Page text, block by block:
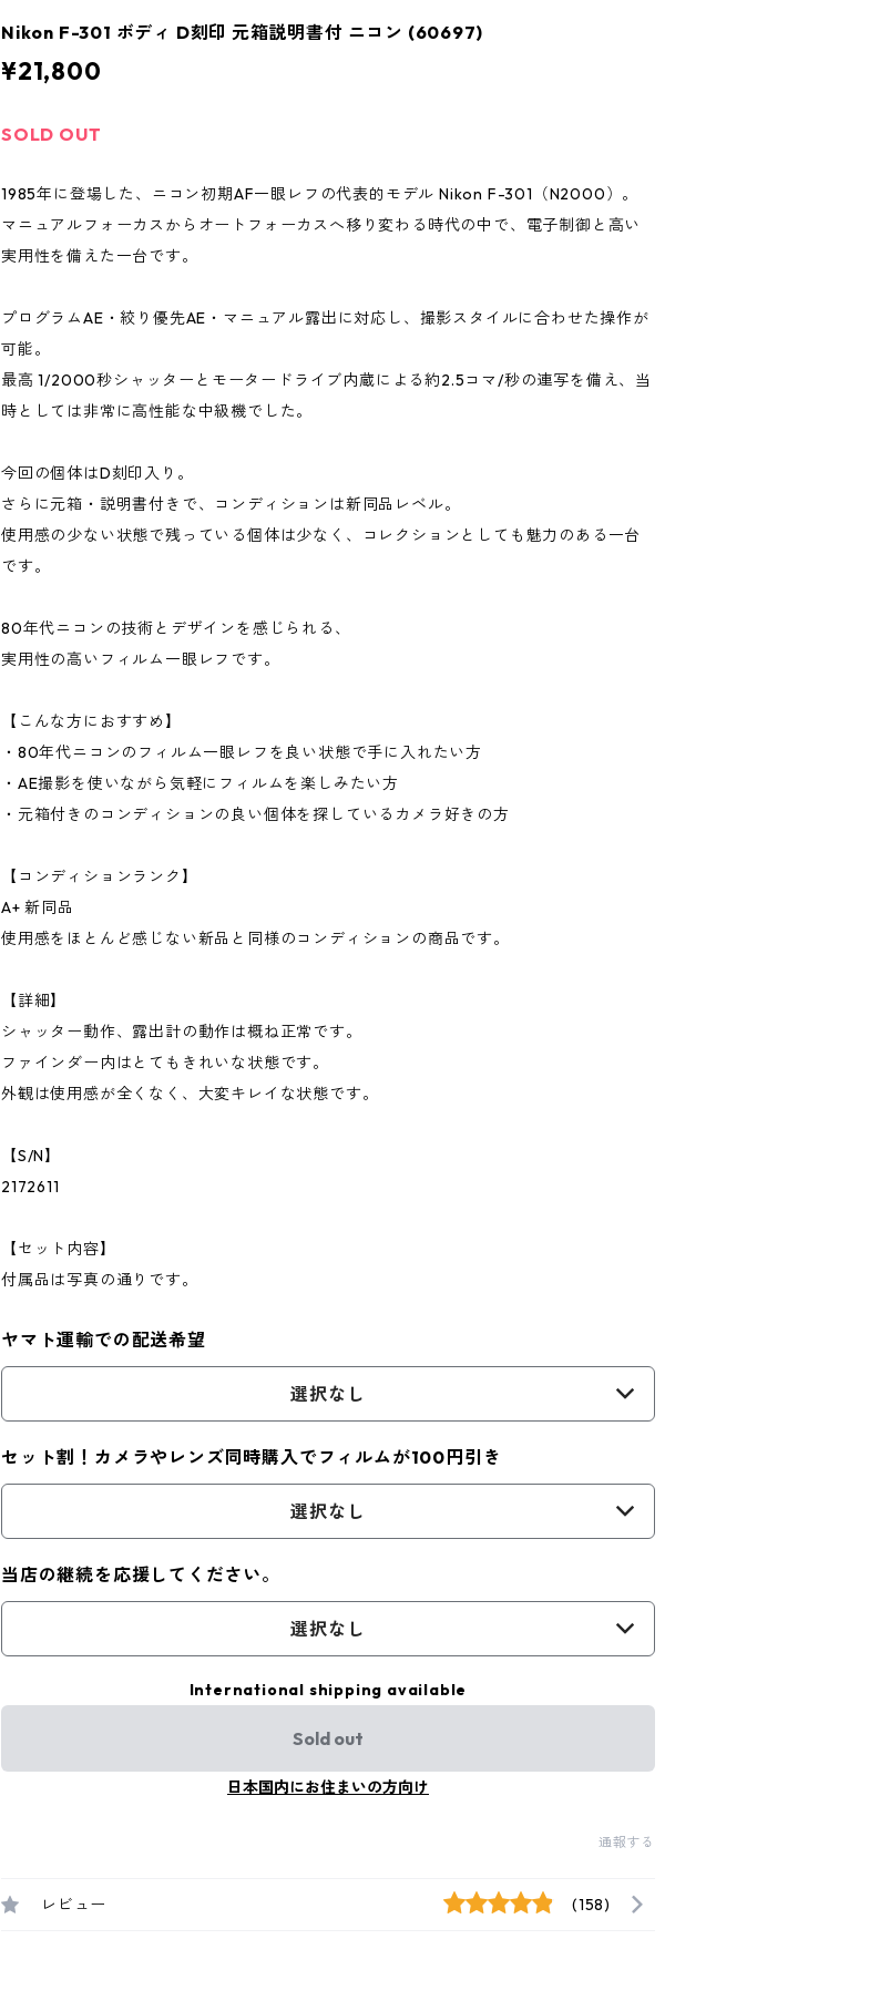
Nikon F-301 ボディ D刻印 元箱説明書付 ニコン (60697)
¥21,800
SOLD OUT
1985年に登場した、ニコン初期AF一眼レフの代表的モデル Nikon F-301（N2000）。
マニュアルフォーカスからオートフォーカスへ移り変わる時代の中で、電子制御と高い
実用性を備えた一台です。
プログラムAE・絞り優先AE・マニュアル露出に対応し、撮影スタイルに合わせた操作が
可能。
最高 1/2000秒シャッターとモータードライブ内蔵による約2.5コマ/秒の連写を備え、当
時としては非常に高性能な中級機でした。
今回の個体はD刻印入り。
さらに元箱・説明書付きで、コンディションは新同品レベル。
使用感の少ない状態で残っている個体は少なく、コレクションとしても魅力のある一台
です。
80年代ニコンの技術とデザインを感じられる、
実用性の高いフィルム一眼レフです。
【こんな方におすすめ】
・80年代ニコンのフィルム一眼レフを良い状態で手に入れたい方
・AE撮影を使いながら気軽にフィルムを楽しみたい方
・元箱付きのコンディションの良い個体を探しているカメラ好きの方
【コンディションランク】
A+ 新同品
使用感をほとんど感じない新品と同様のコンディションの商品です。
【詳細】
シャッター動作、露出計の動作は概ね正常です。
ファインダー内はとてもきれいな状態です。
外観は使用感が全くなく、大変キレイな状態です。
【S/N】
2172611
【セット内容】
付属品は写真の通りです。
ヤマト運輸での配送希望
選択なし
セット割！カメラやレンズ同時購入でフィルムが100円引き
選択なし
当店の継続を応援してください。
選択なし
International shipping available
Sold out
日本国内にお住まいの方向け
通報する
レビュー (158)